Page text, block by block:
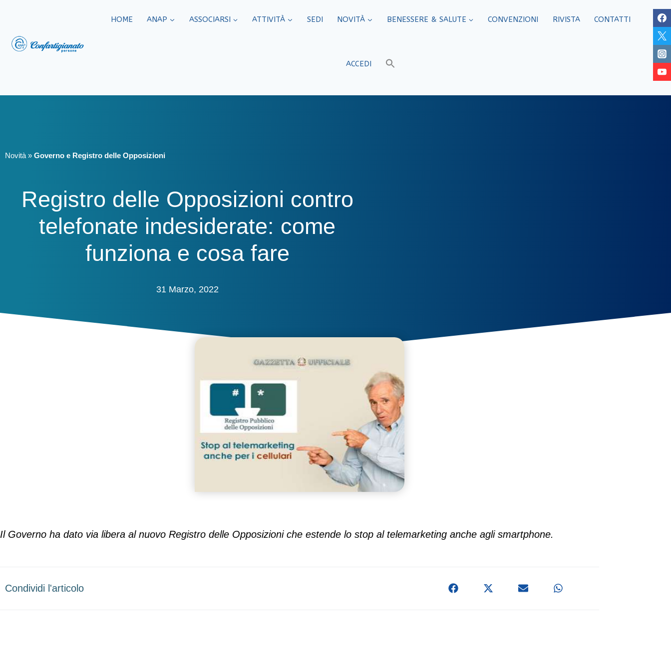
HOME ANAP ASSOCIARSI ATTIVITÀ SEDI​ NOVITÀ BENESSERE & SALUTE CONVENZIONI RIVISTA CONTATTI
ACCEDI
Novità » Governo e Registro delle Opposizioni
Registro delle Opposizioni contro
telefonate indesiderate: come
funziona e cosa fare
31 Marzo, 2022
Il Governo ha dato via libera al nuovo Registro delle Opposizioni che estende lo stop al telemarketing anche agli smartphone.
Condividi l'articolo